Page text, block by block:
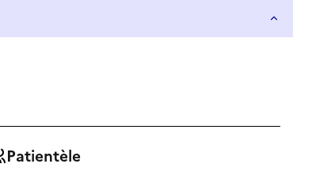
Patientèle